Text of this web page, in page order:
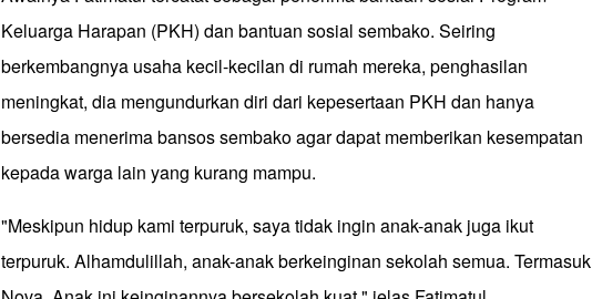
Keluarga Harapan (PKH) dan bantuan sosial sembako. Seiring
berkembangnya usaha kecil-kecilan di rumah mereka, penghasilan
meningkat, dia mengundurkan diri dari kepesertaan PKH dan hanya
bersedia menerima bansos sembako agar dapat memberikan kesempatan
kepada warga lain yang kurang mampu.
"Meskipun hidup kami terpuruk, saya tidak ingin anak-anak juga ikut
terpuruk. Alhamdulillah, anak-anak berkeinginan sekolah semua. Termasuk